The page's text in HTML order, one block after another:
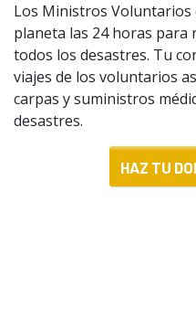
Los Ministros
planeta las 24 horas para
todos los desastres. Tu
viajes de los voluntarios
carpas y suministros
desastres.
HAZ TU